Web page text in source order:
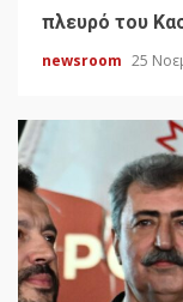
πλευρό του
newsroom 25